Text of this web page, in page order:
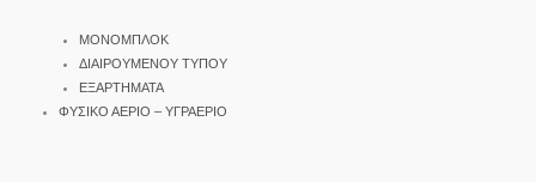
ΜΟΝΟΜΠΛΟΚ
ΔΙΑΙΡΟΥΜΕΝΟΥ ΤΥΠΟΥ
ΕΞΑΡΤΗΜΑΤΑ
ΦΥΣΙΚΟ ΑΕΡΙΟ – ΥΓΡΑΕΡΙΟ